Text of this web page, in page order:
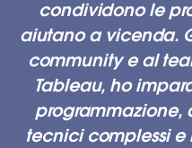
condividono le
aiutano a vicenda.
community e al
Tableau, ho
programmazione,
tecnici complessi e